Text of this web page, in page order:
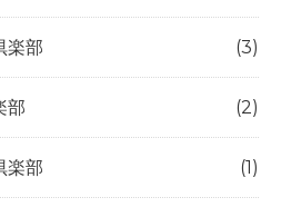
楽部 (3)
部 (2)
楽部 (1)